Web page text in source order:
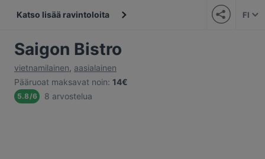
Katso lisää ravintoloita FI
Saigon Bistro
vietnamilainen, aasialainen
Pääruoat maksavat noin: 14€
5.8/6 8 arvostelua